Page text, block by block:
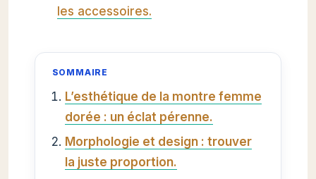
les accessoires.
SOMMAIRE
L’esthétique de la montre femme
dorée : un éclat pérenne.
Morphologie et design : trouver
la juste proportion.